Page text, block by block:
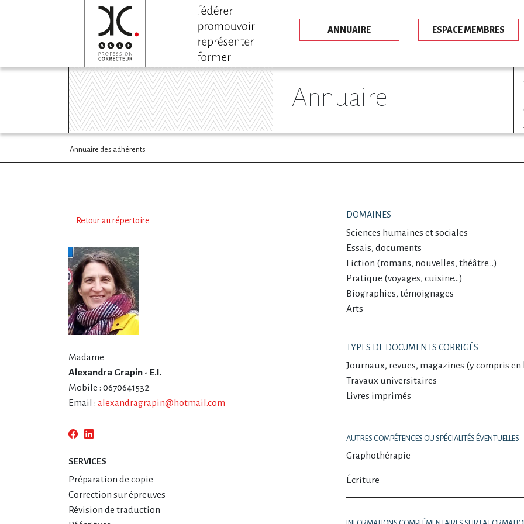
ANNUAIRE ESPACE MEMBRES
annuaire
Annuaire des adhérents
Retour au répertoire
Madame
Alexandra Grapin - E.I.
Mobile : 0670641532
Email : alexandragrapin@hotmail.com
SERVICES
Préparation de copie
Correction sur épreuves
Révision de traduction
DOMAINES
Sciences humaines et sociales
Essais, documents
Fiction (romans, nouvelles, théâtre…)
Pratique (voyages, cuisine…)
Biographies, témoignages
Arts
TYPES DE DOCUMENTS CORRIGÉS
Journaux, revues, magazines (y compris en
Travaux universitaires
Livres imprimés
AUTRES COMPÉTENCES OU SPÉCIALITÉS ÉVENTUELLES
Graphothérapie
Écriture